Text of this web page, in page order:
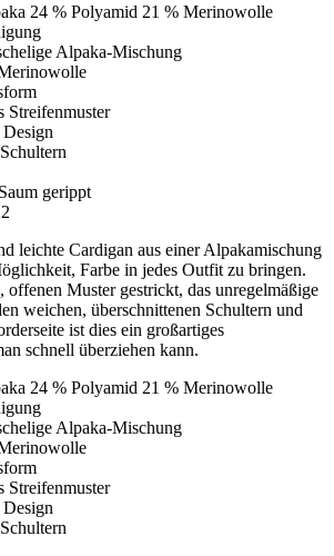
24 % Polyamid 21 % Merinowolle
Alpaka-Mischung
Streifenmuster
Design
gerippt
leichte Cardigan aus einer Alpakamischung
Farbe in jedes Outfit zu bringen.
offenen Muster gestrickt, das unregelmäßige
weichen, überschnittenen Schultern und
ist dies ein großartiges
schnell überziehen kann.
24 % Polyamid 21 % Merinowolle
Alpaka-Mischung
Streifenmuster
Design